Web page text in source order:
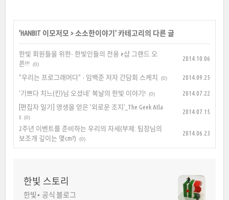
'HANBIT 이모저모>소소한이야기 ' 카테고리의 다른 글
한빛 회원들을 위한- 한빛인들의 전용 e샵 그랜드 오
픈!!!
(0)
2014.10.06
"우리는 프로그래머다" - 임백준 저자 간담회 스케치 (0) 2014.09.25
'기쁘다 치느(킨)님 오셨네' 복날의 한빛 이야기! (0)
2014.07.22
[편집자 일기] 영생을 얻은 '외로운 조지'_The Geek Atla
s (0)
2014.07.15
2주년 이벤트를 준비하는 우리의 자세(부제: 팀장님의
보조개 깊이는 몇cm?)
(0)
2014.06.23
한빛 스토리
한빛+ 공식 블로그